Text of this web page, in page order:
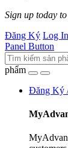
Sign up today
Đăng Ký Log In
Panel Button
phẩm
Đăng Ký